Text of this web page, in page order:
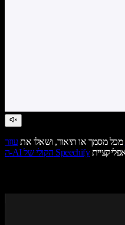
מכל מסמך או תיאור, ושאלו את עוזר
ה-AI הקולי של Speechify